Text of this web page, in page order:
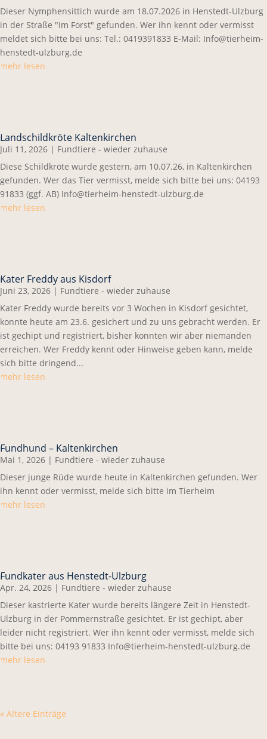
Dieser Nymphensittich wurde am 18.07.2026 in Henstedt-Ulzburg
in der Straße "Im Forst" gefunden. Wer ihn kennt oder vermisst
meldet sich bitte bei uns: Tel.: 0419391833 E-Mail: Info@tierheim-
henstedt-ulzburg.de
mehr lesen
Landschildkröte Kaltenkirchen
Juli 11, 2026 | Fundtiere - wieder zuhause
Diese Schildkröte wurde gestern, am 10.07.26, in Kaltenkirchen
gefunden. Wer das Tier vermisst, melde sich bitte bei uns: 04193
91833 (ggf. AB) Info@tierheim-henstedt-ulzburg.de
mehr lesen
Kater Freddy aus Kisdorf
Juni 23, 2026 | Fundtiere - wieder zuhause
Kater Freddy wurde bereits vor 3 Wochen in Kisdorf gesichtet,
konnte heute am 23.6. gesichert und zu uns gebracht werden. Er
ist gechipt und registriert, bisher konnten wir aber niemanden
erreichen. Wer Freddy kennt oder Hinweise geben kann, melde
sich bitte dringend...
mehr lesen
Fundhund – Kaltenkirchen
Mai 1, 2026 | Fundtiere - wieder zuhause
Dieser junge Rüde wurde heute in Kaltenkirchen gefunden. Wer
ihn kennt oder vermisst, melde sich bitte im Tierheim
mehr lesen
Fundkater aus Henstedt-Ulzburg
Apr. 24, 2026 | Fundtiere - wieder zuhause
Dieser kastrierte Kater wurde bereits längere Zeit in Henstedt-
Ulzburg in der Pommernstraße gesichtet. Er ist gechipt, aber
leider nicht registriert. Wer ihn kennt oder vermisst, melde sich
bitte bei uns: 04193 91833 Info@tierheim-henstedt-ulzburg.de
mehr lesen
« Ältere Einträge